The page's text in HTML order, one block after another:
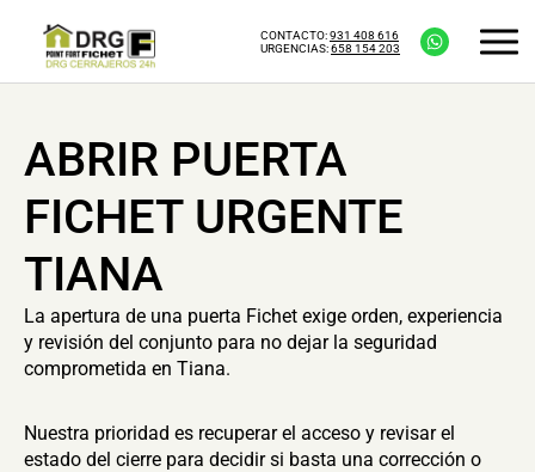
CONTACTO:931 408 616
URGENCIAS:658 154 203
ABRIR PUERTA
FICHET URGENTE
TIANA
La apertura de una puerta Fichet exige orden, experiencia
y revisión del conjunto para no dejar la seguridad
comprometida en Tiana.
Nuestra prioridad es recuperar el acceso y revisar el
estado del cierre para decidir si basta una corrección o